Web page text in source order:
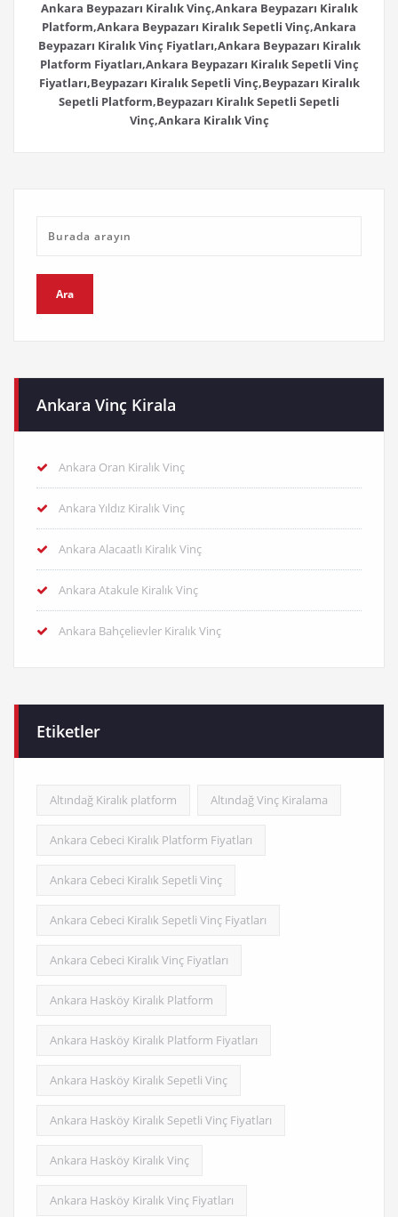
Ankara Beypazarı Kiralık Vinç,Ankara Beypazarı Kiralık
Platform,Ankara Beypazarı Kiralık Sepetli Vinç,Ankara
Beypazarı Kiralık Vinç Fiyatları,Ankara Beypazarı Kiralık
Platform Fiyatları,Ankara Beypazarı Kiralık Sepetli Vinç
Fiyatları,Beypazarı Kiralık Sepetli Vinç,Beypazarı Kiralık
Sepetli Platform,Beypazarı Kiralık Sepetli Sepetli
Vinç,Ankara Kiralık Vinç
Ankara Vinç Kirala
Ankara Oran Kiralık Vinç
Ankara Yıldız Kiralık Vinç
Ankara Alacaatlı Kiralık Vinç
Ankara Atakule Kiralık Vinç
Ankara Bahçelievler Kiralık Vinç
Etiketler
Altındağ Kiralık platform Altındağ Vinç Kiralama
Ankara Cebeci Kiralık Platform Fiyatları
Ankara Cebeci Kiralık Sepetli Vinç
Ankara Cebeci Kiralık Sepetli Vinç Fiyatları
Ankara Cebeci Kiralık Vinç Fiyatları
Ankara Hasköy Kiralık Platform
Ankara Hasköy Kiralık Platform Fiyatları
Ankara Hasköy Kiralık Sepetli Vinç
Ankara Hasköy Kiralık Sepetli Vinç Fiyatları
Ankara Hasköy Kiralık Vinç
Ankara Hasköy Kiralık Vinç Fiyatları